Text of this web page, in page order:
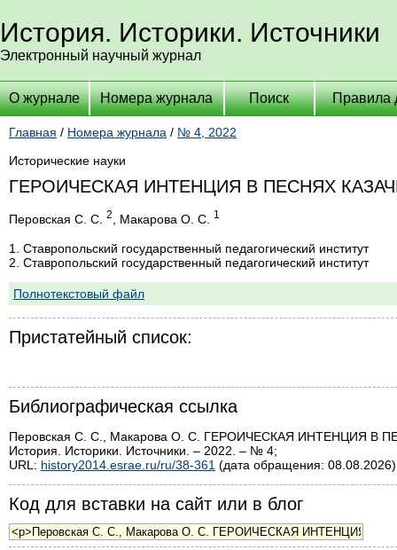
История. Историки. Источники
Электронный научный журнал
О журнале Номера журнала Поиск Правила
Главная / Номера журнала / № 4, 2022
Исторические науки
ГЕРОИЧЕСКАЯ ИНТЕНЦИЯ В ПЕСНЯХ
Перовская С. С. 2 , Макарова О. С. 1
1. Ставропольский государственный педагогический институт
2. Ставропольский государственный педагогический институт
Полнотекстовый файл
Пристатейный список:
Библиографическая ссылка
Перовская С. С., Макарова О. С. ГЕРОИЧЕСКАЯ ИНТЕНЦИЯ В
История. Историки. Источники. – 2022. – № 4;
URL: history2014.esrae.ru/ru/38-361 (дата обращения:
Код для вставки на сайт или в блог